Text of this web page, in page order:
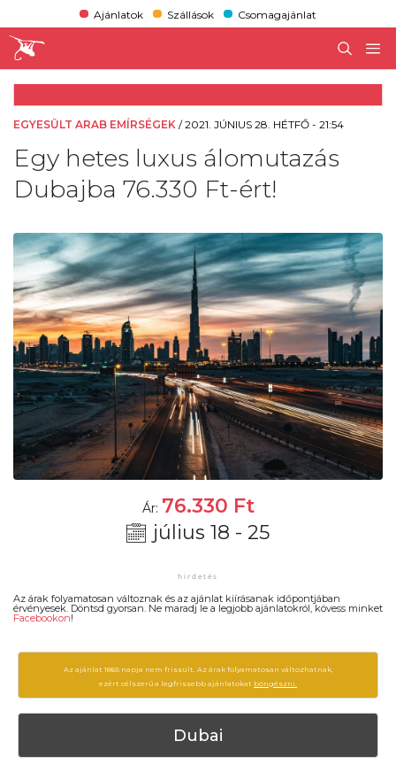
Ajánlatok Szállások Csomagajánlat
EGYESÜLT ARAB EMÍRSÉGEK /2021. JÚNIUS 28. HÉTFŐ - 21:54
Egy hetes luxus álomutazás
Dubajba 76.330 Ft-ért!
Ár: 76.330 Ft
július 18 - 25
Az árak folyamatosan változnak és az ajánlat kiírásanak időpontjában
érvényesek. Döntsd gyorsan. Ne maradj le a legjobb ajánlatokról, kövess minket
Facebookon!
Az ajánlat 1865 napja nem frissült. Az árak folyamatosan változhatnak,
ezért célszerű a legfrissebb ajánlatokat böngészni.
Dubai